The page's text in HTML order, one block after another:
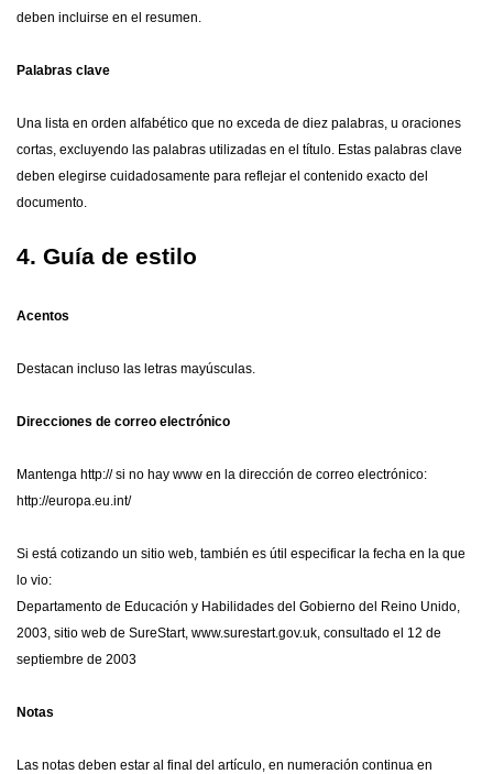
deben incluirse en el resumen.
Palabras clave
Una lista en orden alfabético que no exceda de diez palabras, u oraciones
cortas, excluyendo las palabras utilizadas en el título. Estas palabras clave
deben elegirse cuidadosamente para reflejar el contenido exacto del
documento.
4. Guía de estilo
Acentos
Destacan incluso las letras mayúsculas.
Direcciones de correo electrónico
Mantenga http:// si no hay www en la dirección de correo electrónico:
http://europa.eu.int/
Si está cotizando un sitio web, también es útil especificar la fecha en la que
lo vio:
Departamento de Educación y Habilidades del Gobierno del Reino Unido,
2003, sitio web de SureStart, www.surestart.gov.uk, consultado el 12 de
septiembre de 2003
Notas
Las notas deben estar al final del artículo, en numeración continua en